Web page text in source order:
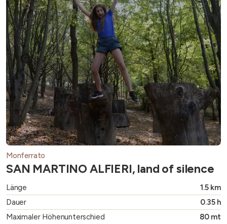
Monferrato
SAN MARTINO ALFIERI, land of silence
Länge
1.5 km
Dauer
0.35 h
Maximaler Höhenunterschied
80 mt